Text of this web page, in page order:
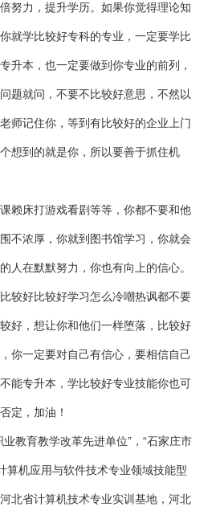
努力，提升学历。如果你觉得理论知
就学比较好专科的专业，一定要学比
升本，也一定要做到你专业的前列，
题就问，不要不比较好意思，不然以
师记住你，等到有比较好的企业上门
想到的就是你，所以要善于抓住机
赖床打游戏看剧等等，你都不要和他
不浓厚，你就到图书馆学习，你就会
人在默默努力，你也有向上的信心。
较好比较好学习怎么冷嘲热讽都不要
好，想让你和他们一样堕落，比较好
你一定要对自己有信心，要相信自己
能专升本，学比较好专业技能你也可
定，加油！
教育教学改革先进单位”，“石家庄市
算机应用与软件技术专业领域技能型
北省计算机技术专业实训基地，河北